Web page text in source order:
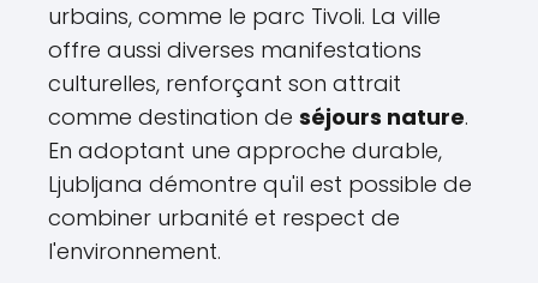
urbains, comme le parc Tivoli. La ville
offre aussi diverses manifestations
culturelles, renforçant son attrait
comme destination de séjours nature.
En adoptant une approche durable,
Ljubljana démontre qu'il est possible de
combiner urbanité et respect de
l'environnement.